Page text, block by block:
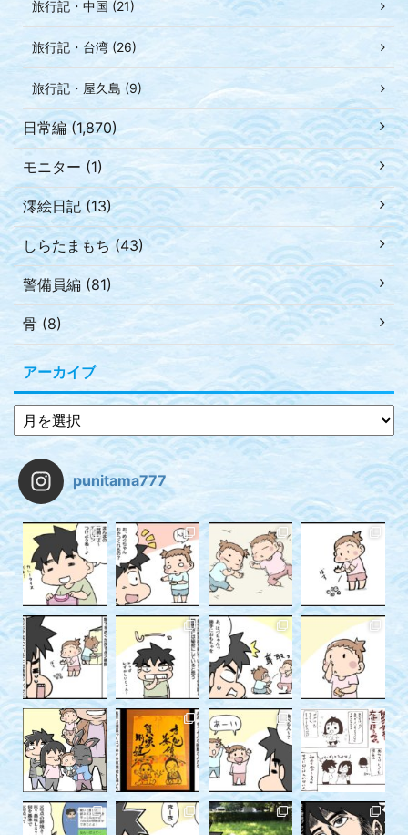
旅行記・中国 (21)
旅行記・台湾 (26)
旅行記・屋久島 (9)
日常編 (1,870)
モニター (1)
澪絵日記 (13)
しらたまもち (43)
警備員編 (81)
骨 (8)
アーカイブ
punitama777